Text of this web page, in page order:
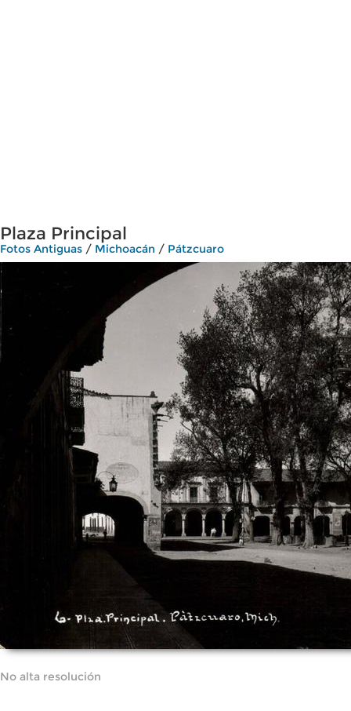
Plaza Principal
Fotos Antiguas / Michoacán / Pátzcuaro
No alta resolución